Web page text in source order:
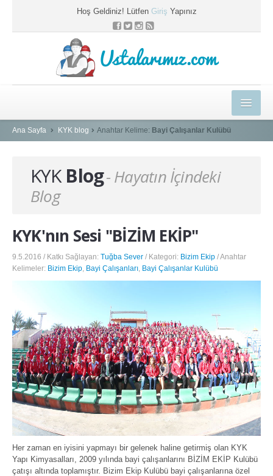
Hoş Geldiniz! Lütfen Giriş Yapınız
Ustalarımız.com
HEDİYELER
KYK BLOG
PROFESYONEL ÇÖZÜMLER
Ana Sayfa KYK blog Anahtar Kelime: Bayi Çalışanlar Kulübü
KYKBlog- Hayatın İçindeki
Blog
KYK'nın Sesi "BİZİM EKİP"
9.5.2016 / Katkı Sağlayan: Tuğba Sever / Kategori: Bizim Ekip / Anahtar
Kelimeler: Bizim Ekip Bayi Çalışanları Bayi Çalışanlar Kulübü
Her zaman en iyisini yapmayı bir gelenek haline getirmiş olan KYK
Yapı Kimyasalları, 2009 yılında bayi çalışanlarını BİZİM EKİP Kulübü
çatışı altında toplamıştır. Bizim Ekip Kulübü bayi çalışanlarına özel